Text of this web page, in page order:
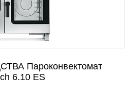
Пароконвектомат
6.10 ES